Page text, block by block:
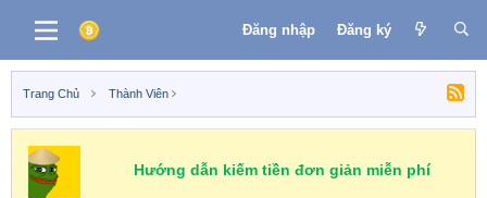
Đăng nhập Đăng ký
Trang Chủ Thành Viên
Hướng dẫn kiếm tiền đơn giản miễn phí